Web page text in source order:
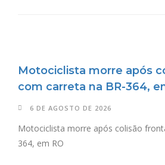
Motociclista morre após
com carreta na BR-364,
6 DE AGOSTO DE 2026
Motociclista morre após colisão
364, em RO